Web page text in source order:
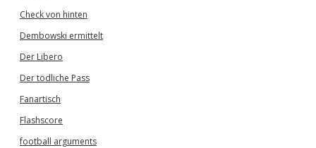
Check von hinten
Dembowski ermittelt
Der Libero
Der tödliche Pass
Fanartisch
Flashscore
football arguments